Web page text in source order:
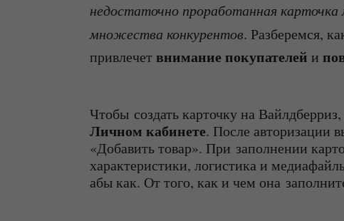
недостаточно проработанная
множества конкурентов. Разберемся,
привлечетвнимание покупателей и
Чтобы создать карточку на
Личном кабинете. После авторизации
«Добавить товар». При заполнении
характеристики, логистика и
абы как. От того, как и чем она